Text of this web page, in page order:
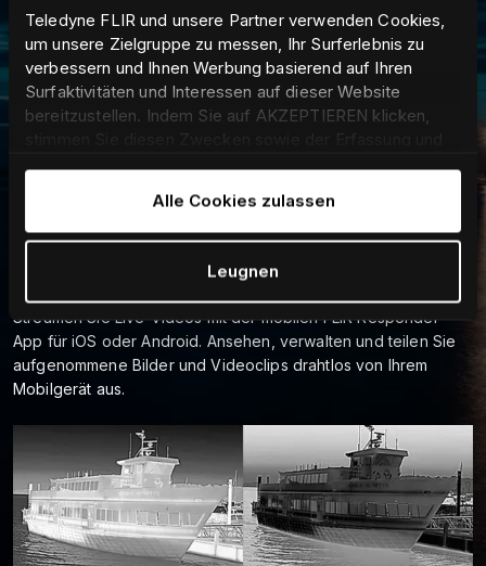
Teledyne FLIR und unsere Partner verwenden Cookies,
um unsere Zielgruppe zu messen, Ihr Surferlebnis zu
verbessern und Ihnen Werbung basierend auf Ihren
Surfaktivitäten und Interessen auf dieser Website
bereitzustellen. Indem Sie auf AKZEPTIEREN klicken,
erfahren und Ihre Einwilligung jederzeit anzupassen/zu
widerrufen, lesen Sie bitte unsereCookie-Erklärung.
Alle Cookies zulassen
Leugnen
Video-Streaming in Echtzeit
Streamen Sie Live-Videos mit der mobilen FLIR Responder
App für iOS oder Android. Ansehen, verwalten und teilen Sie
aufgenommene Bilder und Videoclips drahtlos von Ihrem
Mobilgerät aus.